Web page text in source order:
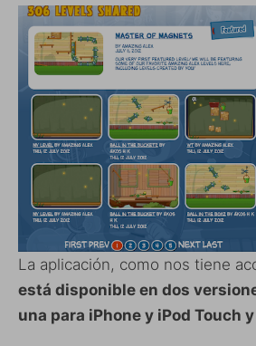
La aplicación, como nos tiene
está disponible en dos
una para iPhone y iPod Touch